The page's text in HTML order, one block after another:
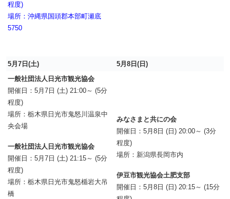
程度)
場所：沖縄県国頭郡本部町瀬底
5750
5月7日(土)
5月8日(日)
一般社団法人日光市観光協会
開催日：5月7日 (土) 21:00～ (5分
程度)
場所：栃木県日光市鬼怒川温泉中
央会場
一般社団法人日光市観光協会
開催日：5月7日 (土) 21:15～ (5分
程度)
場所：栃木県日光市鬼怒楯岩大吊
橋
みなさまと共にの会
開催日：5月8日 (日) 20:00～ (3分
程度)
場所：新潟県長岡市内
伊豆市観光協会土肥支部
開催日：5月8日 (日) 20:15～ (15分